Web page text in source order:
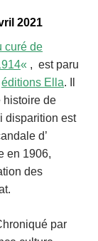
2021
curé de
« , est paru
éditions Ella. Il
histoire de
disparition est
d’
en 1906,
des
par